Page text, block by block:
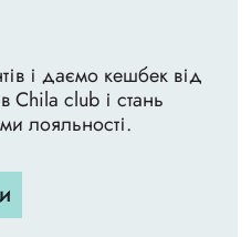
і даємо кешбек від
Chila club і стань
лояльності.